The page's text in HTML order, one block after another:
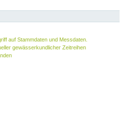
auf Stammdaten und Messdaten.
gewässerkundlicher Zeitreihen